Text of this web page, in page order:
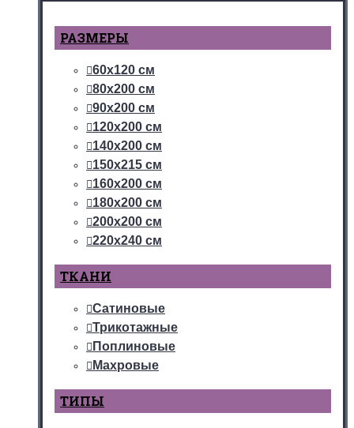
РАЗМЕРЫ
60х120 см
80х200 см
90х200 см
120х200 см
140х200 см
150х215 см
160х200 см
180х200 см
200х200 см
220х240 см
ТКАНИ
Сатиновые
Трикотажные
Поплиновые
Махровые
ТИПЫ